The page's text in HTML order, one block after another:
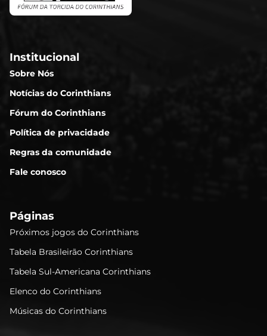
Institucional
Sobre Nós
Notícias do Corinthians
Fórum do Corinthians
Política de privacidade
Regras da comunidade
Fale conosco
Páginas
Próximos jogos do Corinthians
Tabela Brasileirão Corinthians
Tabela Sul-Americana Corinthians
Elenco do Corinthians
Músicas do Corinthians